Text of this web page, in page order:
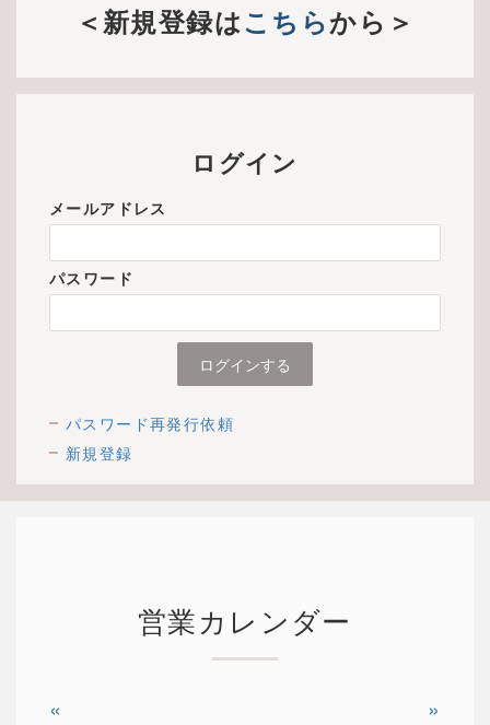
＜新規登録はこちらから＞
ログイン
メールアドレス
パスワード
パスワード再発行依頼
新規登録
営業カレンダー
« »